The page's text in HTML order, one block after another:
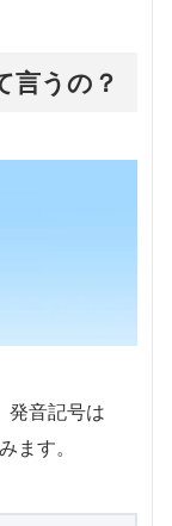
言うの？
発音記号は
ます。